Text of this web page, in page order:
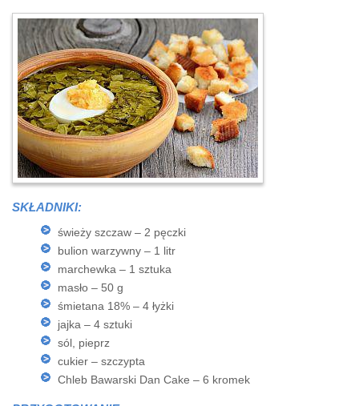
SKŁADNIKI:
świeży szczaw – 2 pęczki
bulion warzywny – 1 litr
marchewka – 1 sztuka
masło – 50 g
śmietana 18% – 4 łyżki
jajka – 4 sztuki
sól, pieprz
cukier – szczypta
Chleb Bawarski Dan Cake – 6 kromek